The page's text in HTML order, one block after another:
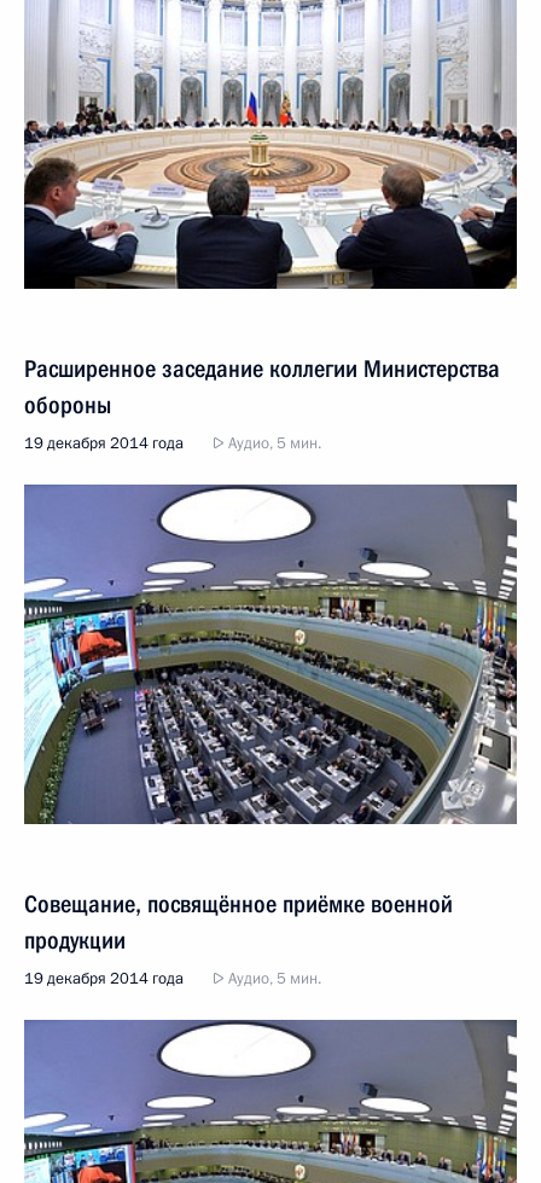
Расширенное заседание коллегии Министерства
обороны
19 декабря 2014 года Аудио, 5 мин.
Совещание, посвящённое приёмке военной
продукции
19 декабря 2014 года Аудио, 5 мин.